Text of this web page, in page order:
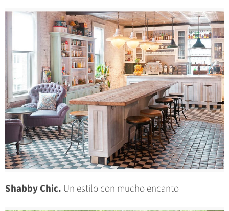
Shabby Chic. Un estilo con mucho encanto